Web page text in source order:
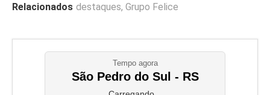
Relacionados destaques, Grupo Felice
Tempo agora
São Pedro do Sul - RS